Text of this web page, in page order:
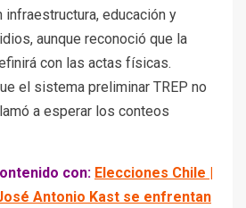
educación y
aunque reconoció que la
con las actas físicas.
el sistema preliminar TREP no
a esperar los conteos
con: Elecciones Chile |
Antonio Kast se enfrentan